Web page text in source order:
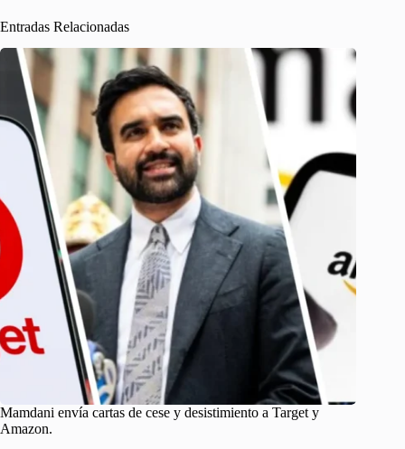
Entradas Relacionadas
Mamdani envía cartas de cese y desistimiento a Target y
Amazon.